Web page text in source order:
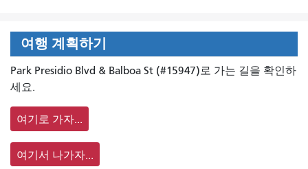
여행 계획하기
Park Presidio Blvd & Balboa St (#15947)로 가는 길을 확인하
세요.
여기로 가자...
여기서 나가자...